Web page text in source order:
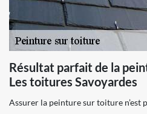
Résultat parfait de la
Les toitures Savoyardes
Assurer la peinture sur toiture n’est